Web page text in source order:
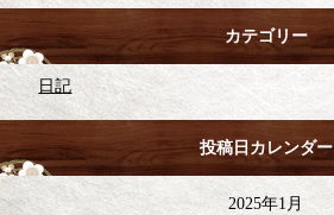
カテゴリー
日記
投稿日カレンダー
2025年1月